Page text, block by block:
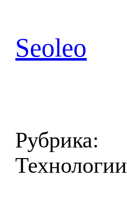
содержимому
Seoleo
Рубрика:
Технологии